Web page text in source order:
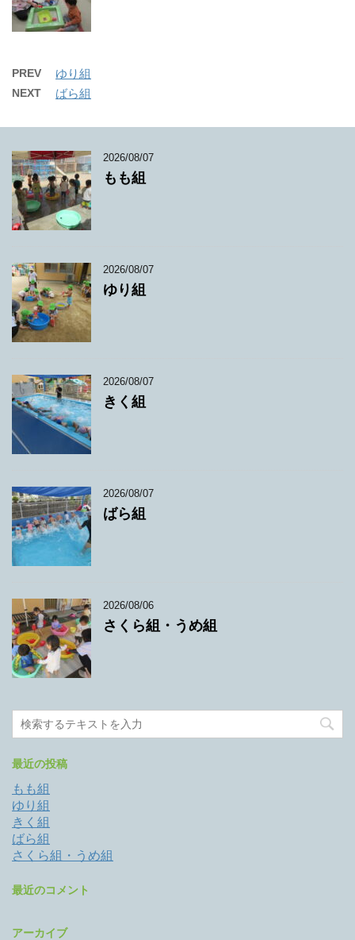
PREV ゆり組
NEXT ばら組
2026/08/07
もも組
2026/08/07
ゆり組
2026/08/07
きく組
2026/08/07
ばら組
2026/08/06
さくら組・うめ組
最近の投稿
もも組
ゆり組
きく組
ばら組
さくら組・うめ組
最近のコメント
アーカイブ